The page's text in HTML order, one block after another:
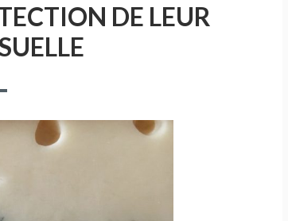
DE LEUR